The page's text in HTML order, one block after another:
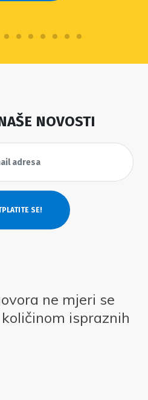
NOVOSTI
ne mjeri se
ispraznih